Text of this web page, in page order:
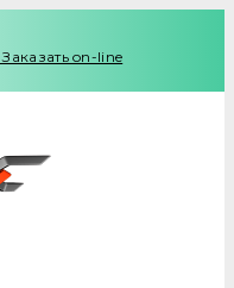
Заказать on-line